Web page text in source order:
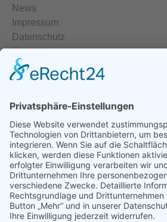
News
Impressum
Datenschutz
Kontakt
Temperiergeräte
Temperaturregler
Halbleiterrelais
Heisskanalregler
Temperatursensoren
Temperaturmessumformer